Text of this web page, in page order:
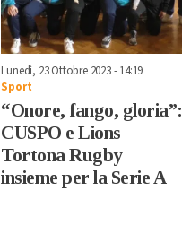
Lunedì, 23 Ottobre 2023 - 14:19
Sport
“Onore, fango, gloria”:
CUSPO e Lions
Tortona Rugby
insieme per la Serie A